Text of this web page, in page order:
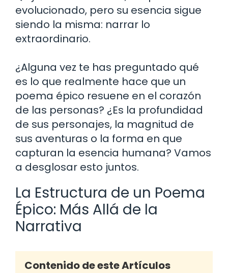
evolucionado, pero su esencia sigue
siendo la misma: narrar lo
extraordinario.
¿Alguna vez te has preguntado qué
es lo que realmente hace que un
poema épico resuene en el corazón
de las personas? ¿Es la profundidad
de sus personajes, la magnitud de
sus aventuras o la forma en que
capturan la esencia humana? Vamos
a desglosar esto juntos.
La Estructura de un Poema
Épico: Más Allá de la
Narrativa
Contenido de este Artículos